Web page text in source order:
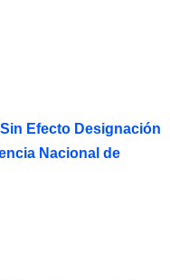
Efecto Designación
Nacional de